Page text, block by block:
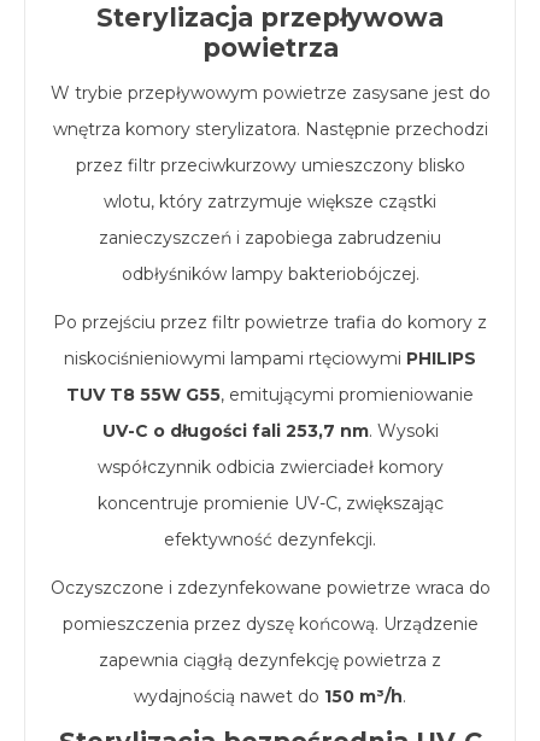
Sterylizacja przepływowa
powietrza
W trybie przepływowym powietrze zasysane jest do
wnętrza komory sterylizatora. Następnie przechodzi
przez filtr przeciwkurzowy umieszczony blisko
wlotu, który zatrzymuje większe cząstki
zanieczyszczeń i zapobiega zabrudzeniu
odbłyśników lampy bakteriobójczej.
Po przejściu przez filtr powietrze trafia do komory z
niskociśnieniowymi lampami rtęciowymi PHILIPS
TUV T8 55W G55, emitującymi promieniowanie
UV-C o długości fali 253,7 nm. Wysoki
współczynnik odbicia zwierciadeł komory
koncentruje promienie UV-C, zwiększając
efektywność dezynfekcji.
Oczyszczone i zdezynfekowane powietrze wraca do
pomieszczenia przez dyszę końcową. Urządzenie
zapewnia ciągłą dezynfekcję powietrza z
wydajnością nawet do 150 m³/h.